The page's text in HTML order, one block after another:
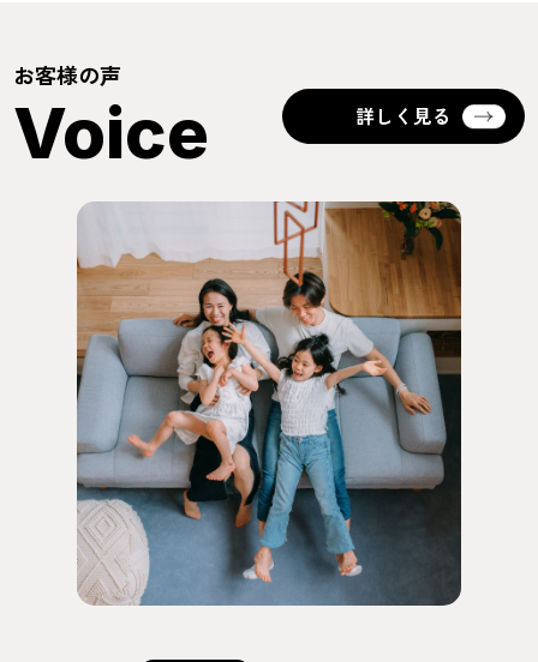
お客様の声
Voice 詳しく見る